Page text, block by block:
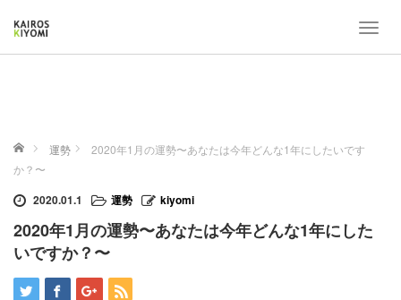
T
o
g
ホーム 運勢
2020年1月の運勢〜あなたは今年どんな1年にしたいです
か？〜
2020.01.1 運勢 kiyomi
2020年1月の運勢〜あなたは今年どんな1年にした
いですか？〜